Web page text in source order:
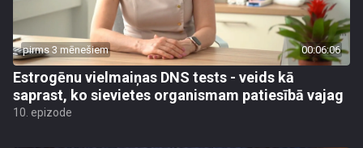
pirms 3 mēnešiem 00:06:06
Estrogēnu vielmaiņas DNS tests - veids kā
saprast, ko sievietes organismam patiesībā vajag
10. epizode